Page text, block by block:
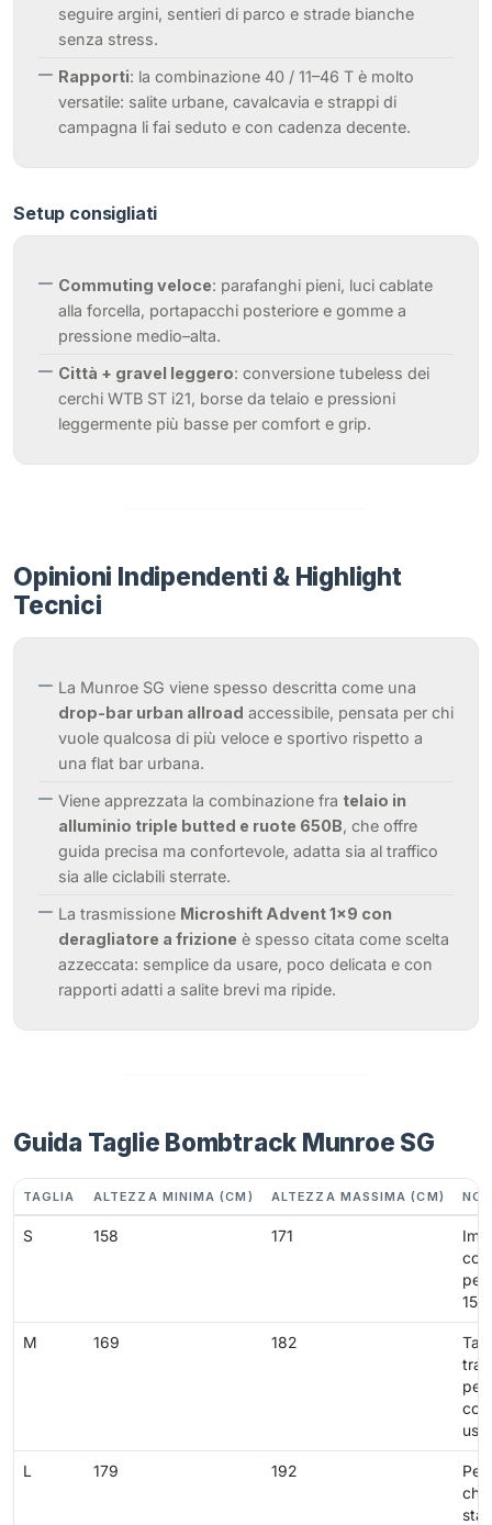
seguire argini, sentieri di parco e strade bianche
senza stress.
Rapporti: la combinazione 40 / 11–46 T è molto
versatile: salite urbane, cavalcavia e strappi di
campagna li fai seduto e con cadenza decente.
Setup consigliati
Commuting veloce: parafanghi pieni, luci cablate
alla forcella, portapacchi posteriore e gomme a
pressione medio–alta.
Città + gravel leggero: conversione tubeless dei
cerchi WTB ST i21, borse da telaio e pressioni
leggermente più basse per comfort e grip.
Opinioni Indipendenti & Highlight
Tecnici
La Munroe SG viene spesso descritta come una
drop-bar urban allroad accessibile, pensata per chi
vuole qualcosa di più veloce e sportivo rispetto a
una flat bar urbana.
Viene apprezzata la combinazione fra telaio in
alluminio triple butted e ruote 650B, che offre
guida precisa ma confortevole, adatta sia al traffico
sia alle ciclabili sterrate.
La trasmissione Microshift Advent 1x9 con
deragliatore a frizione è spesso citata come scelta
azzeccata: semplice da usare, poco delicata e con
rapporti adatti a salite brevi ma ripide.
Guida Taglie Bombtrack Munroe SG
TAGLIA ALTEZZA MINIMA (CM) ALTEZZA MASSIMA (CM)
S 158 171
per
M 169 182
per
L 179 192
Per
che